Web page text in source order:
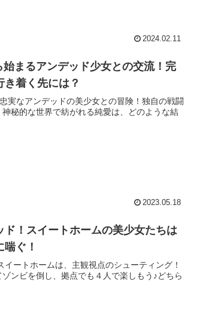
2024.02.11
まるアンデッド少女との交流！完
着く先には？
実なアンデッドの美少女との冒険！独自の戦闘
秘的な世界で紡がれる純愛は、どのような結
2023.05.18
ド！スイートホームの美少女たちは
ぐ！
イートホームは、主観視点のシューティング！
ンビを倒し、拠点でも４人で楽しもう♪どちら